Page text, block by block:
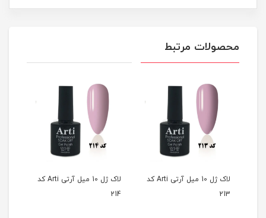
محصولات مرتبط
لاک ژل 10 میل آرتی Arti کد
213
لاک ژل 10 میل آرتی Arti کد
214